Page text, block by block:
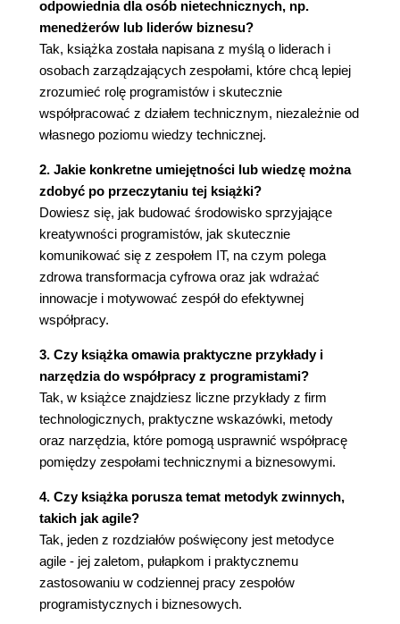
wstępnym innowacji
Każdy wielki pomysł zaczyna się od drobnej
refleksji
Im więcej eksperymentów, tym lepiej
Przerost
Wielki sukces, porażka na całej linii i
wszystko pomiędzy
Kiedy zakręcić kurek? Zapytaj swojego
programistę
Nie pokochasz porażek, ale będziesz
tolerował proces
Jak odnieść porażkę i nie zawieść klientów
Idź na całość
Rozdział 6. Rekrutowanie i zatrudnianie
programistów
nim
Autonomia, mistrzostwa i cel
Autonomia
Mistrzostwo
Cel
Rekrutacja
Część III. Sukces Twoich programistów
Rozdział 7. Tworzenie otwartego środowiska nauki
Otwarte przeglądy projektu
Metoda sokratyczna
Post mortem bez obwiniania
Głęboka woda
odpowiednia dla osób nietechnicznych, np.
menedżerów lub liderów biznesu?
Tak, książka została napisana z myślą o liderach i
osobach zarządzających zespołami, które chcą lepiej
zrozumieć rolę programistów i skutecznie
współpracować z działem technicznym, niezależnie od
własnego poziomu wiedzy technicznej.
2. Jakie konkretne umiejętności lub wiedzę można
zdobyć po przeczytaniu tej książki?
Dowiesz się, jak budować środowisko sprzyjające
kreatywności programistów, jak skutecznie
komunikować się z zespołem IT, na czym polega
zdrowa transformacja cyfrowa oraz jak wdrażać
innowacje i motywować zespół do efektywnej
współpracy.
3. Czy książka omawia praktyczne przykłady i
narzędzia do współpracy z programistami?
Tak, w książce znajdziesz liczne przykłady z firm
technologicznych, praktyczne wskazówki, metody
oraz narzędzia, które pomogą usprawnić współpracę
pomiędzy zespołami technicznymi a biznesowymi.
4. Czy książka porusza temat metodyk zwinnych,
takich jak agile?
Tak, jeden z rozdziałów poświęcony jest metodyce
agile - jej zaletom, pułapkom i praktycznemu
zastosowaniu w codziennej pracy zespołów
programistycznych i biznesowych.